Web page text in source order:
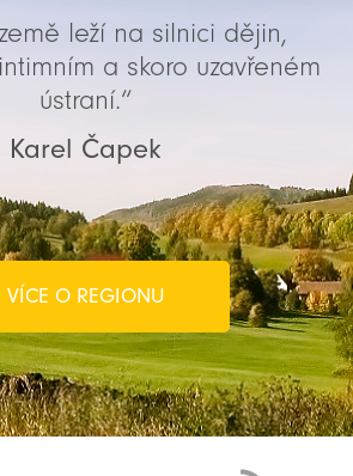
leží na silnici dějin,
a skoro uzavřeném
ústraní.“
Karel Čapek
VÍCE O REGIONU